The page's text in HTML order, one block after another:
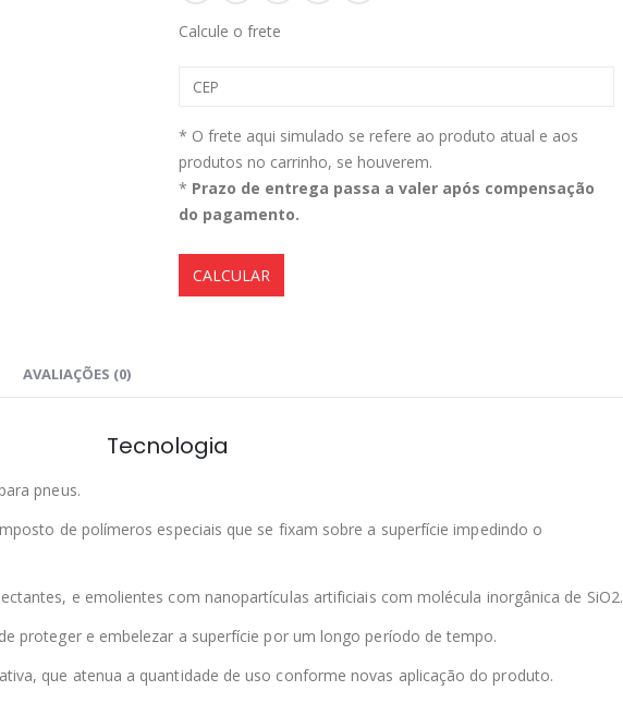
Calcule o frete
* O frete aqui simulado se refere ao produto atual e aos
produtos no carrinho, se houverem.
* Prazo de entrega passa a valer após compensação
do pagamento.
CALCULAR
AVALIAÇÕES (0)
Tecnologia
pneus.
de polímeros especiais que se fixam sobre a superfície impedindo o
e emolientes com nanopartículas artificiais com molécula inorgânica de SiO2.
proteger e embelezar a superfície por um longo período de tempo.
que atenua a quantidade de uso conforme novas aplicação do produto.
0out of 5
out of 5
R$15,00